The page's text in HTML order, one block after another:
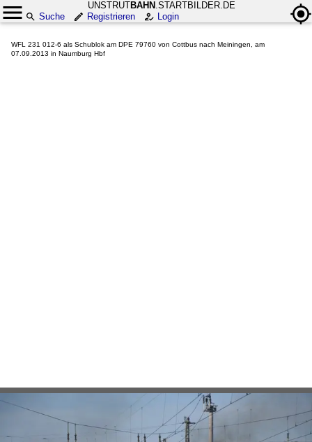
UNSTRUTBAHN .STARTBILDER.DE
Suche
Registrieren Login
WFL 231 012-6 als Schublok am DPE 79760 von Cottbus nach Meiningen, am
07.09.2013 in Naumburg Hbf